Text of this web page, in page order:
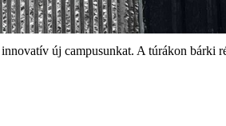
új campusunkat. A túrákon bárki